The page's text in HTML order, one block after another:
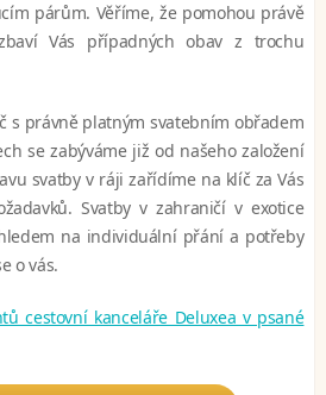
párům. Věříme, že pomohou právě
Vás případných obav z trochu
s právně platným svatebním obřadem
se zabýváme již od našeho založení
svatby v ráji zařídíme na klíč za Vás
Svatby v zahraničí v exotice
na individuální přání a potřeby
o vás.
cestovní kanceláře Deluxea v psané